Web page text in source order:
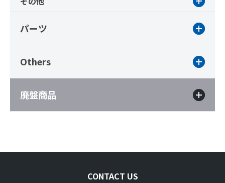
パーツ
Others
廃盤商品
CONTACT US